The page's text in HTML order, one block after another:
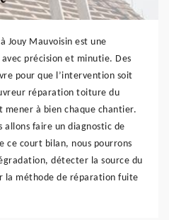
Jouy Mauvoisin est une
précision et minutie. Des
pour que l’intervention soit
réparation toiture du
mener à bien chaque chantier.
allons faire un diagnostic de
ce court bilan, nous pourrons
détecter la source du
la méthode de réparation fuite